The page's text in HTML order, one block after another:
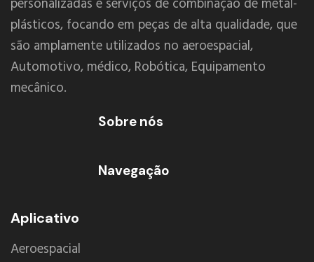
personalizadas e serviços de combinação de metal-
plásticos, focando em peças de alta qualidade, que
são amplamente utilizados no aeroespacial,
Automotivo, médico, Robótica, Equipamento
mecânico.
Sobre nós
Navegação
Aplicativo
Aeroespacial